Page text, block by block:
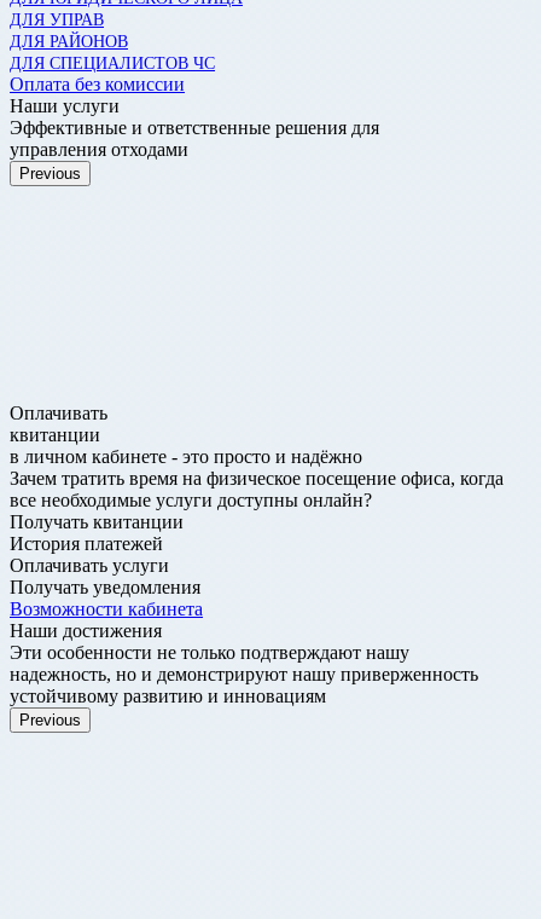
ДЛЯ УПРАВ
ДЛЯ РАЙОНОВ
ДЛЯ СПЕЦИАЛИСТОВ ЧС
Оплата без комиссии
Наши услуги
Эффективные и ответственные решения для
управления отходами
Previous
Оплачивать
квитанции
в личном кабинете - это просто и надёжно
Зачем тратить время на физическое посещение офиса, когда
все необходимые услуги доступны онлайн?
Получать квитанции
История платежей
Оплачивать услуги
Получать уведомления
Возможности кабинета
Наши достижения
Эти особенности не только подтверждают нашу
надежность, но и демонстрируют нашу приверженность
устойчивому развитию и инновациям
Previous